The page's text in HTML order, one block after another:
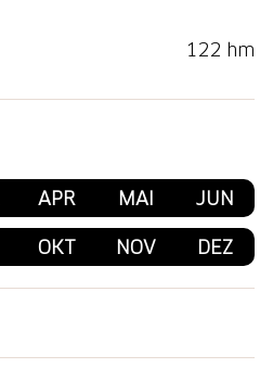
122 hm
APR MAI JUN
OKT NOV DEZ